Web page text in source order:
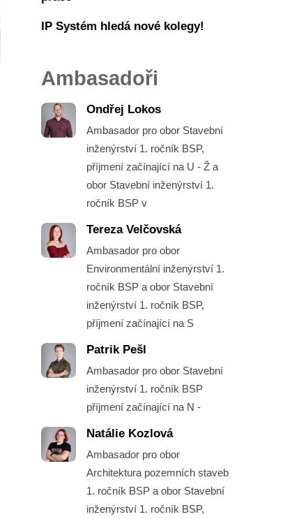
IP Systém hledá nové kolegy!
Ambasadoři
Ondřej Lokos
Ambasador pro obor Stavební
inženýrství 1. ročník BSP,
příjmení začínající na U - Ž a
obor Stavební inženýrství 1.
ročník BSP v
Tereza Velčovská
Ambasador pro obor
Environmentální inženýrství 1.
ročník BSP a obor Stavební
inženýrství 1. ročník BSP,
příjmení začínající na S
Patrik Pešl
Ambasador pro obor Stavební
inženýrství 1. ročník BSP
příjmení začínající na N -
Natálie Kozlová
Ambasador pro obor
Architektura pozemních staveb
1. ročník BSP a obor Stavební
inženýrství 1. ročník BSP,